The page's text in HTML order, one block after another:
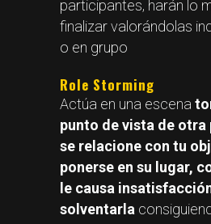
participantes, harán lo
finalizar valorándolas
o en grupo
Role Storming
Actúa en una escena
punto de vista de otra
se relacione con tu
ponerse en su lugar,
le causa
solventarla